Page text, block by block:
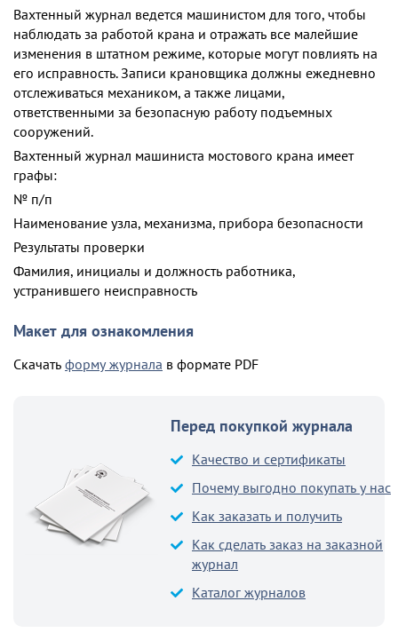
Вахтенный журнал ведется машинистом для того, чтобы
наблюдать за работой крана и отражать все малейшие
изменения в штатном режиме, которые могут повлиять на
его исправность. Записи крановщика должны ежедневно
отслеживаться механиком, а также лицами,
ответственными за безопасную работу подъемных
сооружений.
Вахтенный журнал машиниста мостового крана имеет
графы:
№ п/п
Наименование узла, механизма, прибора безопасности
Результаты проверки
Фамилия, инициалы и должность работника,
устранившего неисправность
Макет для ознакомления
Скачать форму журнала в формате PDF
Перед покупкой журнала
Качество и сертификаты
Почему выгодно покупать у нас
Как заказать и получить
Как сделать заказ на заказной
журнал
Каталог журналов